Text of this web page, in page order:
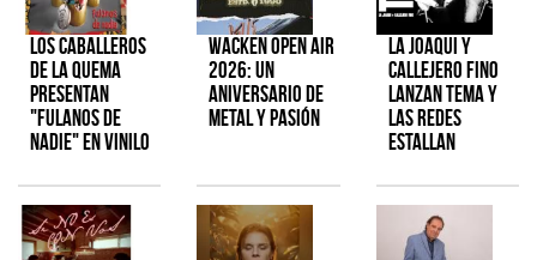
Los Caballeros
de la Quema
presentan
"Fulanos de
Nadie" en vinilo
Wacken Open Air
2026: Un
aniversario de
metal y pasión
La Joaqui y
Callejero Fino
lanzan tema y
las redes
estallan